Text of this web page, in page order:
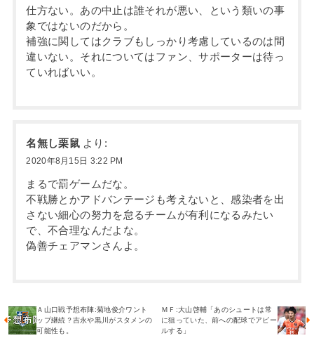
仕方ない。あの中止は誰それが悪い、という類いの事
象ではないのだから。
補強に関してはクラブもしっかり考慮しているのは間
違いない。それについてはファン、サポーターは待っ
ていればいい。
名無し栗鼠 より:
2020年8月15日 3:22 PM
まるで罰ゲームだな。
不戦勝とかアドバンテージも考えないと、感染者を出
さない細心の努力を怠るチームが有利になるみたい
で、不合理なんだよな。
偽善チェアマンさんよ。
Ａ山口戦予想布陣:菊地俊介ワント
ップ継続？吉永や黒川がスタメンの
可能性も。
ＭＦ:大山啓輔「あのシュートは常
に狙っていた、前への配球でアピー
ルする」